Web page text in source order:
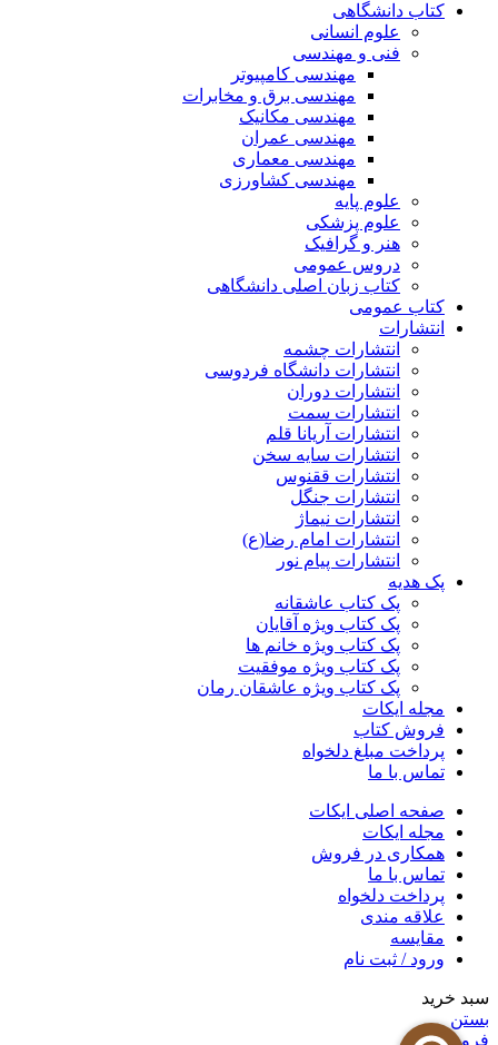
کتاب دانشگاهی
علوم انسانی
فنی و مهندسی
مهندسی کامپیوتر
مهندسی برق و مخابرات
مهندسی مکانیک
مهندسی عمران
مهندسی معماری
مهندسی کشاورزی
علوم پایه
علوم پزشکی
هنر و گرافیک
دروس عمومی
کتاب زبان اصلی دانشگاهی
کتاب عمومی
انتشارات
انتشارات چشمه
انتشارات دانشگاه فردوسی
انتشارات دوران
انتشارات سمت
انتشارات آریانا قلم
انتشارات سایه سخن
انتشارات ققنوس
انتشارات جنگل
انتشارات نیماژ
انتشارات امام رضا(ع)
انتشارات پیام نور
پک هدیه
پک کتاب عاشقانه
پک کتاب ویژه آقایان
پک کتاب ویژه خانم ها
پک کتاب ویژه موفقیت
پک کتاب ویژه عاشقان رمان
مجله ایکات
فروش کتاب
پرداخت مبلغ دلخواه
تماس با ما
صفحه اصلی ایکات
مجله ایکات
همکاری در فروش
تماس با ما
پرداخت دلخواه
علاقه مندی
مقايسه
ورود / ثبت نام
سبد خرید
بستن
فروشگاه